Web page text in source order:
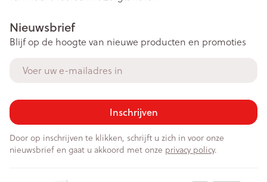
Nieuwsbrief
Blijf op de hoogte van nieuwe producten en promoties
Inschrijven
Door op inschrijven te klikken, schrijft u zich in voor onze
nieuwsbrief en gaat u akkoord met onze privacy policy.